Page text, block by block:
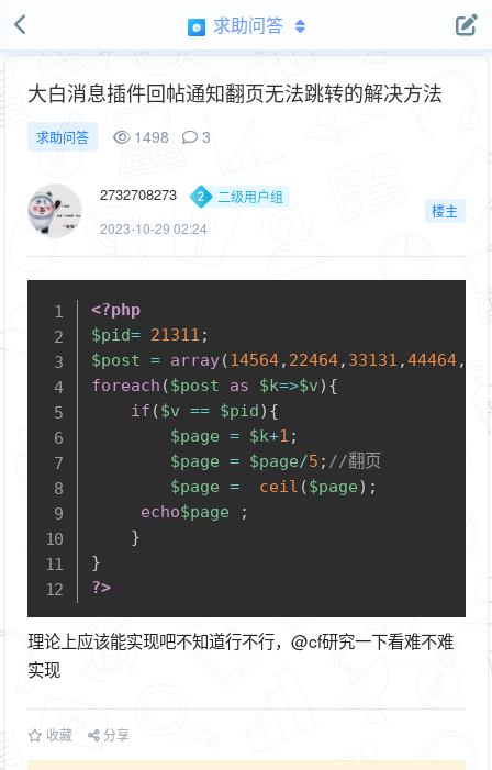
求助问答
大白消息插件回帖通知翻页无法跳转的解决方法
求助问答 1498 3
2732708273
二级用户组
2023-10-29 02:24
楼主
<?php
$pid= 21311 ;
$post = array(14564, 22464, 33131 ,44464,
foreach ($post as $k=>$v) {
if ($v == $pid) {
$page = $k+1 ;
$page = $page/5 ; //翻页
$page = ceil ($page) ;
echo$page
;
}
}
?>
理论上应该能实现吧不知道行不行，@cf研究一下看难不难
实现
收藏 分享